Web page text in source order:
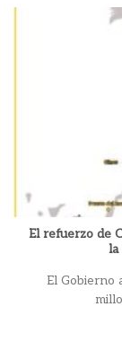
El refuerzo de
la
El Gobierno